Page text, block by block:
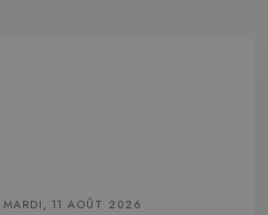
MARDI, 11 AOÛT 2026